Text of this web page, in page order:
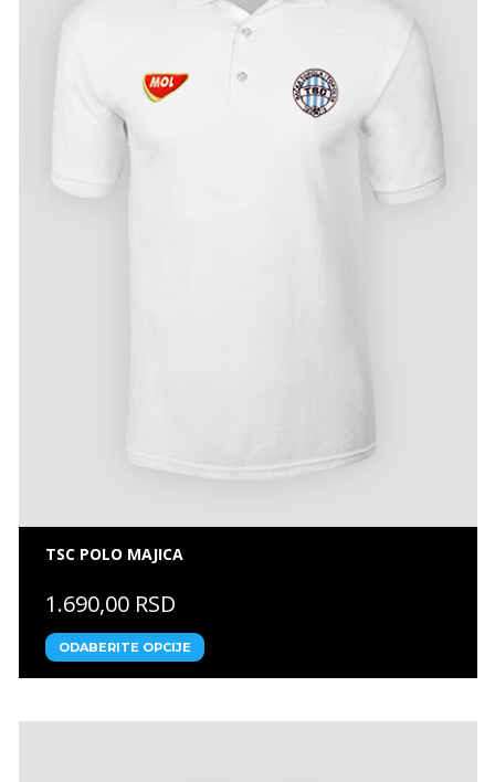
TSC POLO MAJICA
1.690,00 RSD
ODABERITE OPCIJE